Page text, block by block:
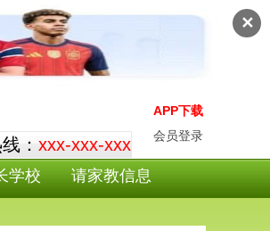
✕
： xxx-xxx-xxx
APP下载
会员登录
学校 请家教信息